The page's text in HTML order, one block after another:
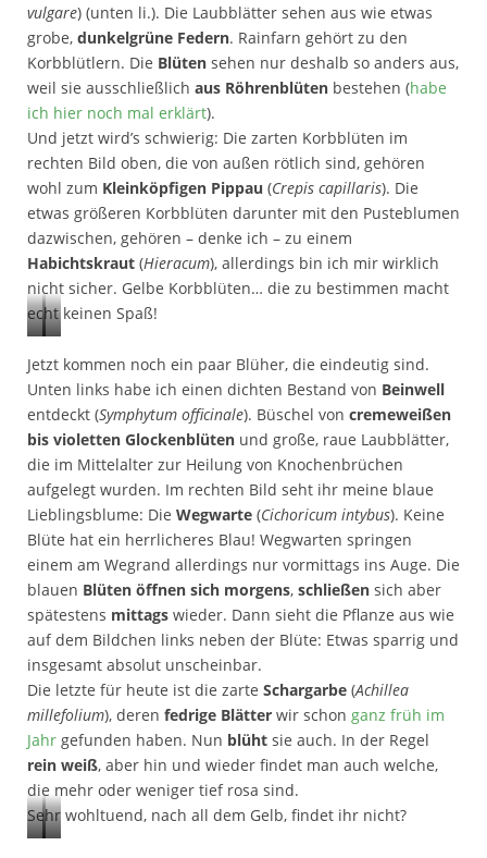
e
n
n
i
K
r
e
u
z
k
t
vulgare) (unten li.). Die Laubblätter sehen aus wie etwas
grobe, dunkelgrüne Federn. Rainfarn gehört zu den
Korbblütlern. Die Blüten sehen nur deshalb so anders aus,
weil sie ausschließlich aus Röhrenblüten bestehen (habe
ich hier noch mal erklärt).
Und jetzt wird’s schwierig: Die zarten Korbblüten im
rechten Bild oben, die von außen rötlich sind, gehören
wohl zum Kleinköpfigen Pippau (Crepis capillaris). Die
etwas größeren Korbblüten darunter mit den Pusteblumen
dazwischen, gehören – denke ich – zu einem
Habichtskraut (Hieracum), allerdings bin ich mir wirklich
nicht sicher. Gelbe Korbblüten… die zu bestimmen macht
echt keinen Spaß!
R
a
i
n
f
a
r
n
P
i
p
p
a
u
(
o
.
)
u
n
d
H
b
i
c
h
t
s
Jetzt kommen noch ein paar Blüher, die eindeutig sind.
Unten links habe ich einen dichten Bestand von Beinwell
entdeckt (Symphytum officinale). Büschel von cremeweißen
bis violetten Glockenblüten und große, raue Laubblätter,
die im Mittelalter zur Heilung von Knochenbrüchen
aufgelegt wurden. Im rechten Bild seht ihr meine blaue
Lieblingsblume: Die Wegwarte (Cichoricum intybus). Keine
Blüte hat ein herrlicheres Blau! Wegwarten springen
einem am Wegrand allerdings nur vormittags ins Auge. Die
blauen Blüten öffnen sich morgens, schließen sich aber
spätestens mittags wieder. Dann sieht die Pflanze aus wie
auf dem Bildchen links neben der Blüte: Etwas sparrig und
insgesamt absolut unscheinbar.
Die letzte für heute ist die zarte Schargarbe (Achillea
millefolium), deren fedrige Blätter wir schon ganz früh im
Jahr gefunden haben. Nun blüht sie auch. In der Regel
rein weiß, aber hin und wieder findet man auch welche,
die mehr oder weniger tief rosa sind.
Sehr wohltuend, nach all dem Gelb, findet ihr nicht?
B W